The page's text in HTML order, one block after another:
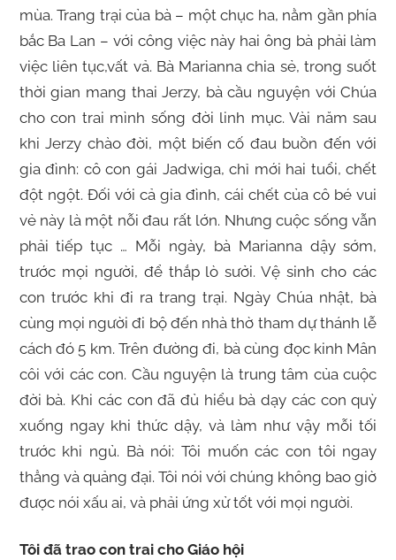
mùa. Trang trại của bà – một chục ha, nằm gần phía
bắc Ba Lan – với công việc này hai ông bà phải làm
việc liên tục,vất vả. Bà Marianna chia sẻ, trong suốt
thời gian mang thai Jerzy, bà cầu nguyện với Chúa
cho con trai mình sống đời linh mục. Vài năm sau
khi Jerzy chào đời, một biến cố đau buồn đến với
gia đình: cô con gái Jadwiga, chỉ mới hai tuổi, chết
đột ngột. Đối với cả gia đình, cái chết của cô bé vui
vẻ này là một nỗi đau rất lớn. Nhưng cuộc sống vẫn
phải tiếp tục … Mỗi ngày, bà Marianna dậy sớm,
trước mọi người, để thắp lò sưởi. Vệ sinh cho các
con trước khi đi ra trang trại. Ngày Chúa nhật, bà
cùng mọi người đi bộ đến nhà thờ tham dự thánh lễ
cách đó 5 km. Trên đường đi, bà cùng đọc kinh Mân
côi với các con. Cầu nguyện là trung tâm của cuộc
đời bà. Khi các con đã đủ hiểu bà dạy các con quỳ
xuống ngay khi thức dậy, và làm như vậy mỗi tối
trước khi ngủ. Bà nói: Tôi muốn các con tôi ngay
thẳng và quảng đại. Tôi nói với chúng không bao giờ
được nói xấu ai, và phải ứng xử tốt với mọi người.
Tôi đã trao con trai cho Giáo hội